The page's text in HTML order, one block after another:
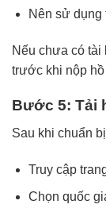
Nên sử dụng
Nếu chưa có tài
trước khi nộp
Bước 5: Tải
Sau khi chuẩn
Truy cập
Chọn quốc